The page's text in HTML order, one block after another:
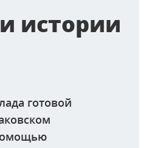
истории
готовой